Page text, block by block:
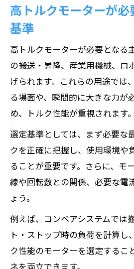
高トルクモーターが
基準
高トルクモーターが必要となる
の搬送・昇降、産業用機械、ロ
げられます。これらの用途では
る場面や、瞬間的に大きな力が
め、トルク性能が重視されます。
選定基準としては、まず必要な
クを正確に把握し、使用環境や
ることが重要です。さらに、モ
線や回転数との関係、必要な電
ょう。
例えば、コンベアシステムでは
ト・ストップ時の負荷を計算し
ク性能のモーターを選定するこ
ネを両立できます。